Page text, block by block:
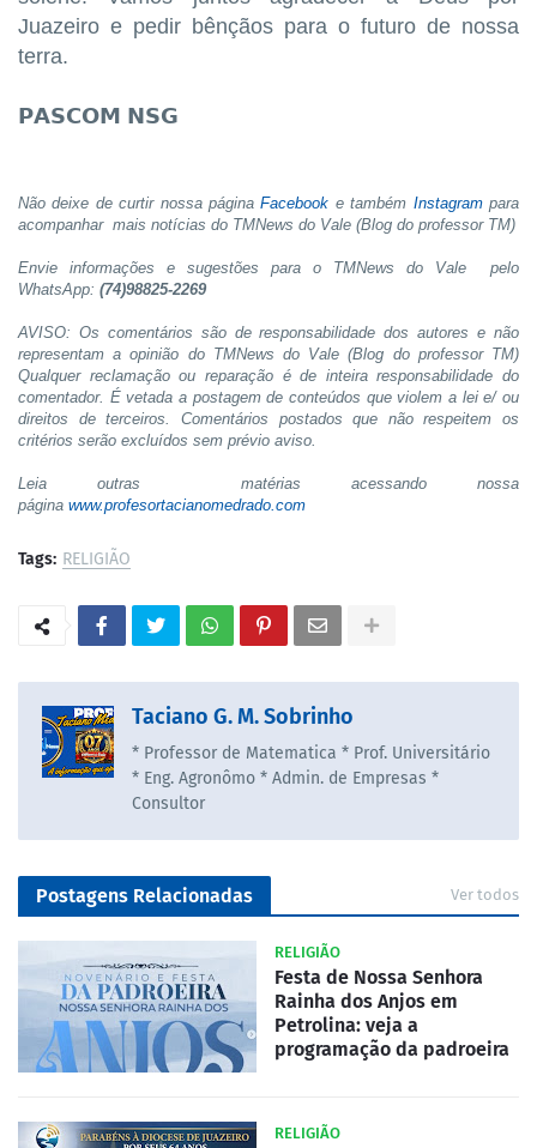
Juazeiro e pedir bênçãos para o futuro de nossa
terra.
𝗣𝗔𝗦𝗖𝗢𝗠 𝗡𝗦𝗚
Não deixe de curtir nossa páginaFacebook e também Instagrampara
acompanhar mais notícias do TMNews do Vale (Blog do professor TM)
Envie informações e sugestões para o TMNews do Vale pelo
WhatsApp: (74)98825-2269
AVISO: Os comentários são de responsabilidade dos autores e não
representam a opinião do TMNews do Vale (Blog do professor TM)
Qualquer reclamação ou reparação é de inteira responsabilidade do
comentador. É vetada a postagem de conteúdos que violem a lei e/ ou
direitos de terceiros. Comentários postados que não respeitem os
critérios serão excluídos sem prévio aviso.
Leia outras matérias acessando nossa
página www.profesortacianomedrado.com
Tags: RELIGIÃO
Taciano G. M. Sobrinho
* Professor de Matematica * Prof. Universitário
* Eng. Agronômo * Admin. de Empresas *
Consultor
Postagens Relacionadas Ver todos
RELIGIÃO
Festa de Nossa Senhora
Rainha dos Anjos em
Petrolina: veja a
programação da padroeira
RELIGIÃO